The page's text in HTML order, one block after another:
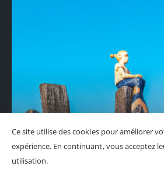
Ce site utilise des cookies pour améliorer
expérience. En continuant, vous acceptez
utilisation.